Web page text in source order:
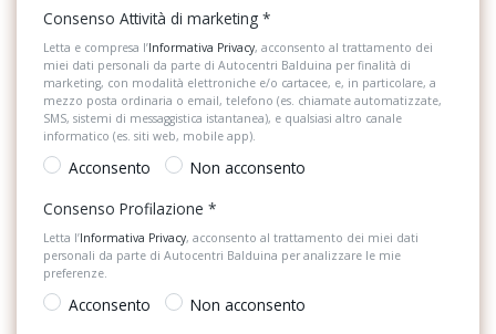
Sedili anteriori regolabili
Sedili anteriori sportivi
Servosterzo
Sistema di assistenza al mantenimento della corsia
Sistema di chiamata d'emergenza
Sistema di frenata anti collisione
Sistema di navigazione
Consenso Attività di marketing *
Letta e compresa l’Informativa Privacy, acconsento al trattamento dei
miei dati personali da parte di Autocentri Balduina per finalità di
marketing, con modalità elettroniche e/o cartacee, e, in particolare, a
mezzo posta ordinaria o email, telefono (es. chiamate automatizzate,
SMS, sistemi di messaggistica istantanea), e qualsiasi altro canale
informatico (es. siti web, mobile app).
Acconsento
Non acconsento
Consenso Profilazione *
Letta l’Informativa Privacy, acconsento al trattamento dei miei dati
personali da parte di Autocentri Balduina per analizzare le mie
preferenze.
Acconsento
Non acconsento